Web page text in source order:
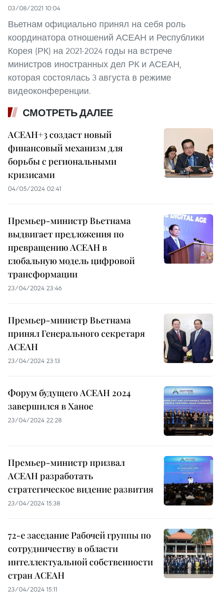
03/08/2021 10:04
Вьетнам официально принял на себя роль
координатора отношений АСЕАН и Республики
Корея (РК) на 2021-2024 годы на встрече
министров иностранных дел РК и АСЕАН,
которая состоялась 3 августа в режиме
видеоконференции.
СМОТРЕТЬ ДАЛЕЕ
АСЕАН+3 создаст новый
финансовый механизм для
борьбы с региональными
кризисами
04/05/2024 02:41
Премьер-министр Вьетнама
выдвигает предложения по
превращению АСЕАН в
глобальную модель цифровой
трансформации
23/04/2024 23:46
Премьер-министр Вьетнама
принял Генерального секретаря
АСЕАН
23/04/2024 23:13
Форум будущего АСЕАН 2024
завершился в Ханое
23/04/2024 22:28
Премьер-министр призвал
АСЕАН разработать
стратегическое видение развития
23/04/2024 15:38
72-е заседание Рабочей группы по
сотрудничеству в области
интеллектуальной собственности
стран АСЕАН
23/04/2024 15:11